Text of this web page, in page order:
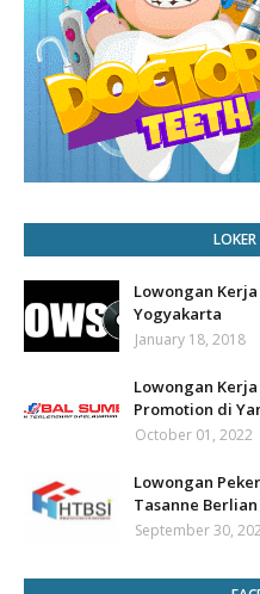
Lowongan
Yogyakarta
January 18, 2018
Lowongan
Promotion di
October 01, 2022
Lowongan
Tasanne
September 30,